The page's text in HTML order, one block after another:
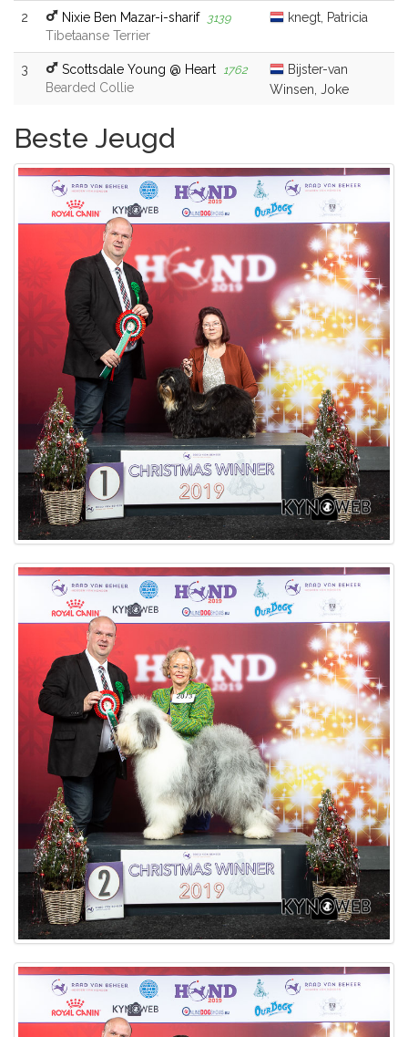
2 Nixie Ben Mazar-i-sharif 3139
Tibetaanse Terrier
knegt, Patricia
3 Scottsdale Young @ Heart 1762
Bearded Collie
Bijster-van
Winsen, Joke
Beste Jeugd